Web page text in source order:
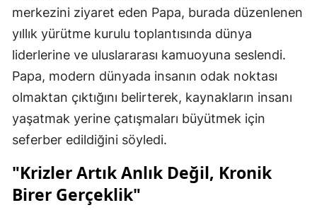
merkezini ziyaret eden Papa, burada düzenlenen
yıllık yürütme kurulu toplantısında dünya
liderlerine ve uluslararası kamuoyuna seslendi.
Papa, modern dünyada insanın odak noktası
olmaktan çıktığını belirterek, kaynakların insanı
yaşatmak yerine çatışmaları büyütmek için
seferber edildiğini söyledi.
"Krizler Artık Anlık Değil, Kronik
Birer Gerçeklik"